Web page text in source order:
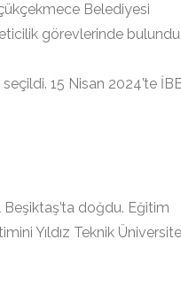
Belediyesi
görevlerinde
15 Nisan 2024’te
Beşiktaş’ta doğdu. Eğitim
Yıldız Teknik